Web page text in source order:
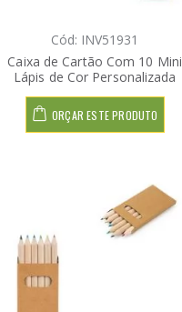
Cód: INV51931
Caixa de Cartão Com 10 Mini
Lápis de Cor Personalizada
ORÇAR ESTE PRODUTO